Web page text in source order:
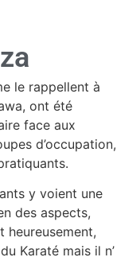
le rappellent à
ont été
face aux
d’occupation,
y voient une
des aspects,
heureusement,
Karaté mais il n’